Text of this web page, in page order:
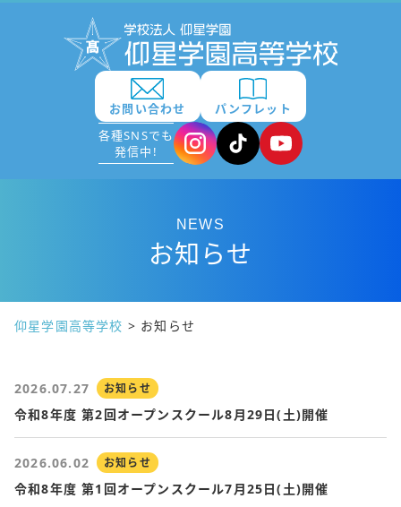
お問い合わせ
パンフレット
各種SNSでも
発信中!
NEWS
お知らせ
仰星学園高等学校 > お知らせ
2026.07.27 お知らせ
令和8年度 第2回オープンスクール8月29日(土)開催
2026.06.02 お知らせ
令和8年度 第1回オープンスクール7月25日(土)開催